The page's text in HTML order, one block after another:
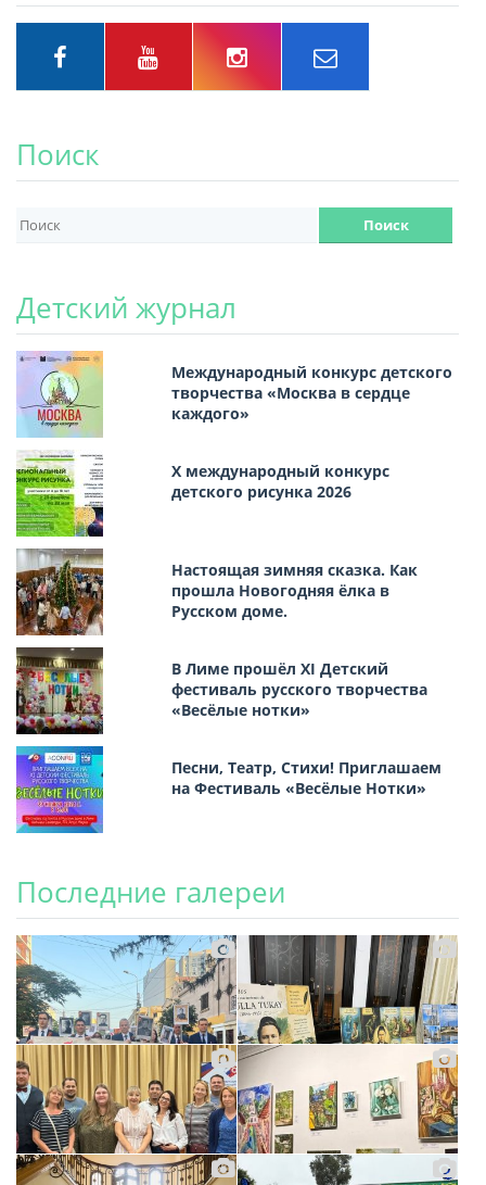
Поиск
Детский журнал
Международный конкурс детского
творчества «Москва в сердце
каждого»
Х международный конкурс
детского рисунка 2026
Настоящая зимняя сказка. Как
прошла Новогодняя ёлка в
Русском доме.
В Лиме прошёл XI Детский
фестиваль русского творчества
«Весёлые нотки»
Песни, Театр, Стихи! Приглашаем
на Фестиваль «Весёлые Нотки»
Последние галереи